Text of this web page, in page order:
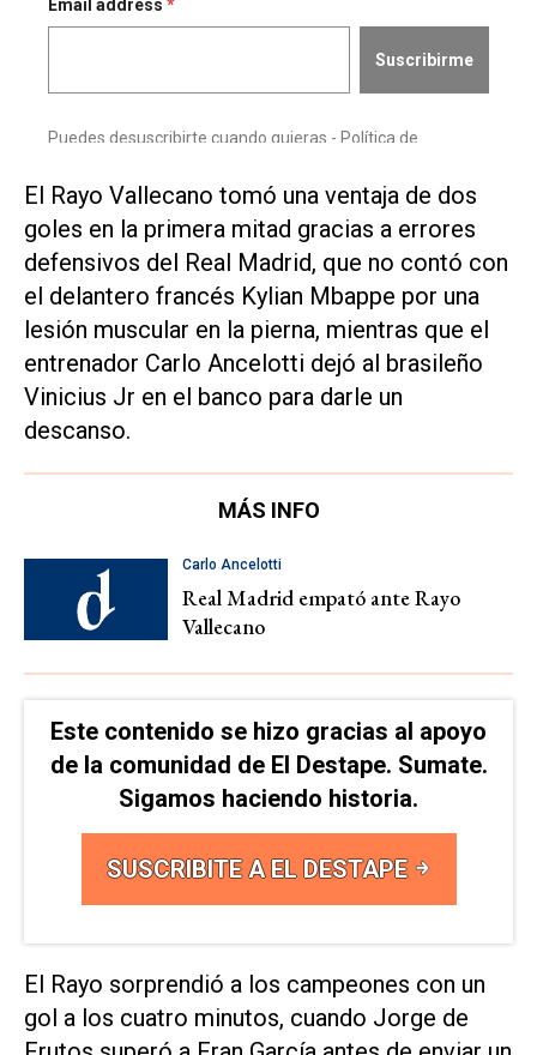
El Rayo Vallecano tomó una ventaja de dos
goles en la primera mitad gracias a errores
defensivos del Real Madrid, que no contó con
el delantero francés Kylian Mbappe por una
lesión muscular en la pierna, mientras que el
entrenador Carlo Ancelotti dejó al brasileño
Vinicius Jr en el banco para darle un
descanso.
MÁS INFO
Carlo Ancelotti
Real Madrid empató ante Rayo
Vallecano
Este contenido se hizo gracias al apoyo
de la comunidad de El Destape. Sumate.
Sigamos haciendo historia.
SUSCRIBITE A EL DESTAPE
El Rayo sorprendió a los campeones con un
gol a los cuatro minutos, cuando Jorge de